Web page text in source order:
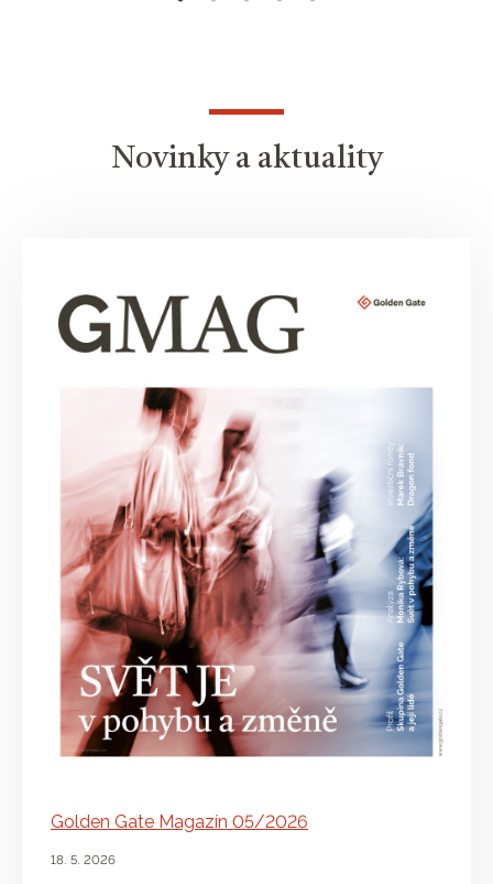
Novinky a aktuality
Golden Gate Magazín 05/2026
18. 5. 2026